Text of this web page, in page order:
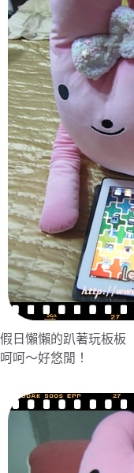
假日懶懶的趴著玩板板
呵呵～好悠閒！